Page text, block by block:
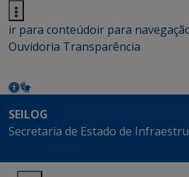
ir para conteúdoir para
Ouvidoria Transparência
SEILOG
Secretaria de Estado de